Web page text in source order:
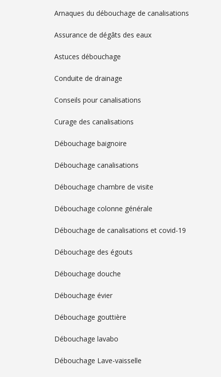
Arnaques du débouchage de canalisations
Assurance de dégâts des eaux
Astuces débouchage
Conduite de drainage
Conseils pour canalisations
Curage des canalisations
Débouchage baignoire
Débouchage canalisations
Débouchage chambre de visite
Débouchage colonne générale
Débouchage de canalisations et covid-19
Débouchage des égouts
Débouchage douche
Débouchage évier
Débouchage gouttière
Débouchage lavabo
Débouchage Lave-vaisselle